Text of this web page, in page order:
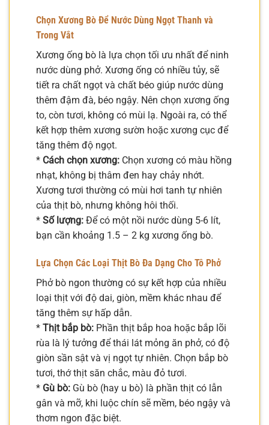
Chọn Xương Bò Để Nước Dùng Ngọt Thanh và
Trong Vắt
Xương ống bò là lựa chọn tối ưu nhất để ninh
nước dùng phở. Xương ống có nhiều tủy, sẽ
tiết ra chất ngọt và chất béo giúp nước dùng
thêm đậm đà, béo ngậy. Nên chọn xương ống
to, còn tươi, không có mùi lạ. Ngoài ra, có thể
kết hợp thêm xương sườn hoặc xương cục để
tăng thêm độ ngọt.
* Cách chọn xương: Chọn xương có màu hồng
nhạt, không bị thâm đen hay chảy nhớt.
Xương tươi thường có mùi hơi tanh tự nhiên
của thịt bò, nhưng không hôi thối.
* Số lượng: Để có một nồi nước dùng 5-6 lít,
bạn cần khoảng 1.5 – 2 kg xương ống bò.
Lựa Chọn Các Loại Thịt Bò Đa Dạng Cho Tô Phở
Phở bò ngon thường có sự kết hợp của nhiều
loại thịt với độ dai, giòn, mềm khác nhau để
tăng thêm sự hấp dẫn.
* Thịt bắp bò: Phần thịt bắp hoa hoặc bắp lõi
rùa là lý tưởng để thái lát mỏng ăn phở, có độ
giòn sần sật và vị ngọt tự nhiên. Chọn bắp bò
tươi, thớ thịt săn chắc, màu đỏ tươi.
* Gù bò: Gù bò (hay u bò) là phần thịt có lẫn
gân và mỡ, khi luộc chín sẽ mềm, béo ngậy và
thơm ngon đặc biệt.